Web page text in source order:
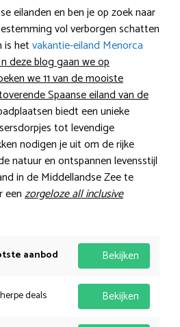
eilanden en ben je op zoek naar
vol verborgen schatten
is hetvakantie-eiland Menorca
deze blog gaan we op
we 11 van de mooiste
Spaanse eiland van de
biedt een unieke
tot levendige
nodigen je uit om de rijke
natuur en ontspannen levensstijl
in de Middellandse Zee te
eenzorgeloze all inclusive
aanbod Bekijken
deals Bekijken